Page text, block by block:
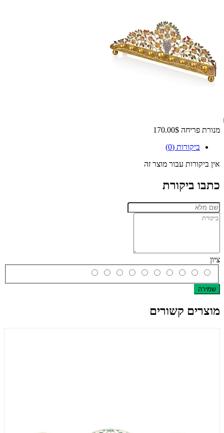
מנורת פריחה 170.00$
ביקורות (0)
אין ביקורות עבור מוצר זה
כתבו ביקורת
ציון
שמירה
מוצרים קשורים